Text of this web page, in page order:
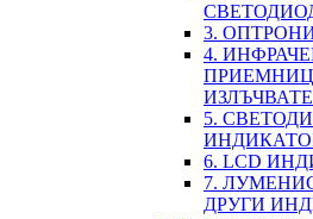
3.
4.
5.
6. LCD
7.
ДРУГИ